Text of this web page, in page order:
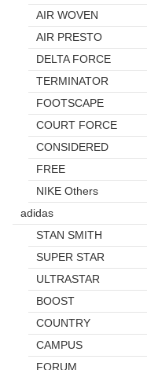
AIR WOVEN
AIR PRESTO
DELTA FORCE
TERMINATOR
FOOTSCAPE
COURT FORCE
CONSIDERED
FREE
NIKE Others
adidas
STAN SMITH
SUPER STAR
ULTRASTAR
BOOST
COUNTRY
CAMPUS
FORUM